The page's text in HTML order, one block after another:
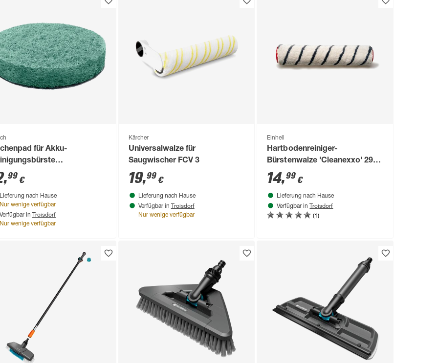
für Akku-
,99 €
Lieferung nach Hause
Nur wenige verfügbar
Verfügbar in Troisdorf
Nur wenige verfügbar
Kärcher
Universalwalze für
Saugwischer FCV 3
19,99€
Lieferung nach Hause
Verfügbar in Troisdorf
Nur wenige verfügbar
Einhell
Hartbodenreiniger-
Bürstenwalze 'Cleanexxo' 29
cm weiß/schwarz
14,99 €
Lieferung nach Hause
Verfügbar in Troisdorf
(1)